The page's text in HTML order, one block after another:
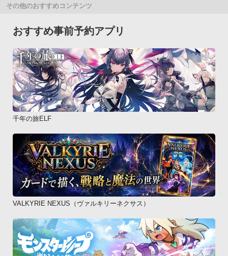
その他のおすすめコンテンツ
おすすめ事前予約アプリ
千年の旅ELF
VALKYRIE NEXUS（ヴァルキリーネクサス）